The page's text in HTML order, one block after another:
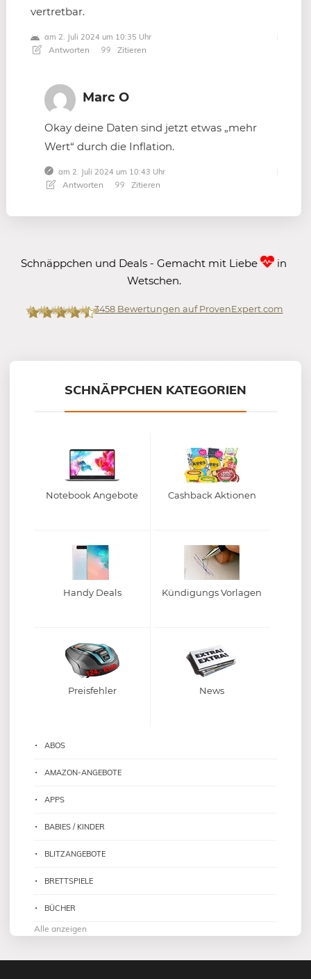
vertretbar.
am 2. Juli 2024 um 10:35 Uhr
Antworten Zitieren
Marc O
Okay deine Daten sind jetzt etwas „mehr
Wert“ durch die Inflation.
am 2. Juli 2024 um 10:43 Uhr
Antworten Zitieren
Schnäppchen und Deals - Gemacht mit Liebe
in
Wetschen.
3458Bewertungen auf ProvenExpert.com
SCHNÄPPCHEN KATEGORIEN
Notebook Angebote Cashback Aktionen
Handy Deals Kündigungs Vorlagen
Preisfehler News
ABOS
AMAZON-ANGEBOTE
APPS
BABIES / KINDER
BLITZANGEBOTE
BRETTSPIELE
BÜCHER
Alle anzeigen